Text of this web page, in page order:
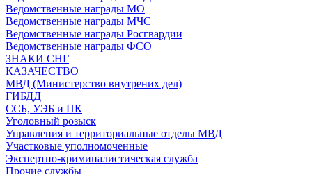
Ведомственные награды МО
Ведомственные награды МЧС
Ведомственные награды Росгвардии
Ведомственные награды ФСО
ЗНАКИ СНГ
КАЗАЧЕСТВО
МВД (Министерство внутрених дел)
ГИБДД
ССБ, УЭБ и ПК
Уголовный розыск
Управления и территориальные отделы МВД
Участковые уполномоченные
Экспертно-криминалистическая служба
Прочие службы